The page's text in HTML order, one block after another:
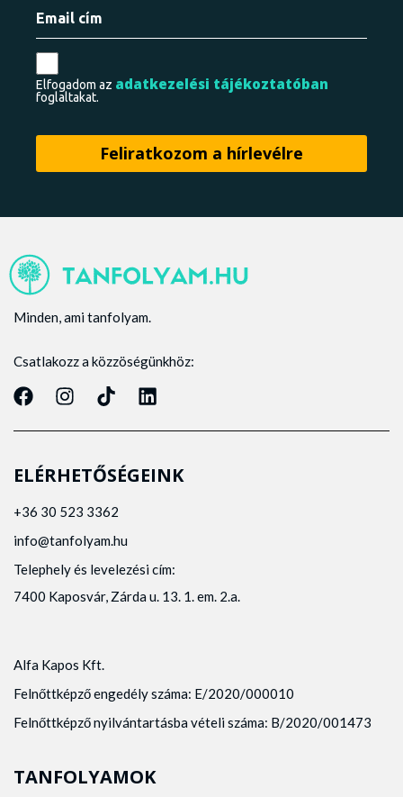
Elfogadom az adatkezelési tájékoztatóban
foglaltakat.
Minden, ami tanfolyam.
Csatlakozz a közzöségünkhöz:
ELÉRHETŐSÉGEINK
+36 30 523 3362
info@tanfolyam.hu
Telephely és levelezési cím:
7400 Kaposvár, Zárda u. 13. 1. em. 2.a.
Alfa Kapos Kft.
Felnőttképző engedély száma: E/2020/000010
Felnőttképző nyilvántartásba vételi száma: B/2020/001473
TANFOLYAMOK